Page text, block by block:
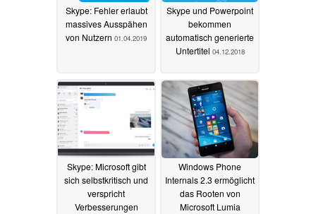
Skype: Fehler erlaubt
massives Ausspähen
von Nutzern 01.04.2019
Skype und Powerpoint
bekommen
automatisch generierte
Untertitel 04.12.2018
Skype: Microsoft gibt
sich selbstkritisch und
verspricht
Verbesserungen
Windows Phone
Internals 2.3 ermöglicht
das Rooten von
Microsoft Lumia